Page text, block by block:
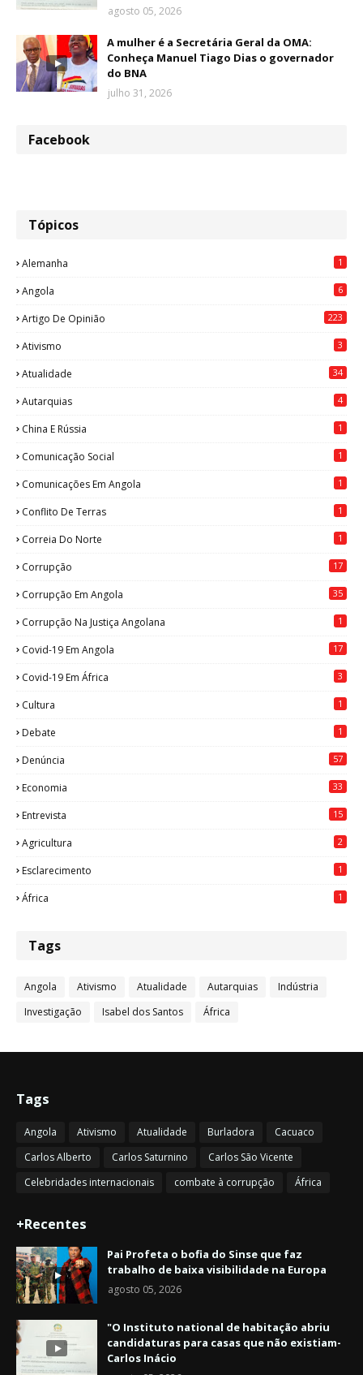
agosto 05, 2026
A mulher é a Secretária Geral da OMA:
Conheça Manuel Tiago Dias o governador
do BNA
julho 31, 2026
Facebook
Tópicos
Alemanha 1
Angola 6
Artigo De Opinião 223
Ativismo 3
Atualidade 34
Autarquias 4
China E Rússia 1
Comunicação Social 1
Comunicações Em Angola 1
Conflito De Terras 1
Correia Do Norte 1
Corrupção 17
Corrupção Em Angola 35
Corrupção Na Justiça Angolana 1
Covid-19 Em Angola 17
Covid-19 Em África 3
Cultura 1
Debate 1
Denúncia 57
Economia 33
Entrevista 15
Agricultura 2
Esclarecimento 1
África 1
Tags
Angola Ativismo Atualidade Autarquias
Indústria
Investigação
Isabel dos Santos África
Tags
Angola Ativismo Atualidade Burladora
Cacuaco
Carlos Alberto
Carlos Saturnino
Carlos São Vicente
Celebridades internacionais
combate à corrupção África
+Recentes
Pai Profeta o bofia do Sinse que faz
trabalho de baixa visibilidade na Europa
agosto 05, 2026
"O Instituto national de habitação abriu
candidaturas para casas que não existiam-
Carlos Inácio